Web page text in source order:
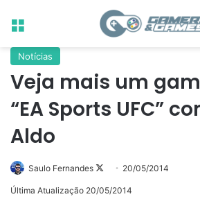
Menu
Notícias
Veja mais um
“EA Sports UFC”
Aldo
Saulo Fernandes
Follow
on
20/05/2014
Última Atualização 20/05/2014